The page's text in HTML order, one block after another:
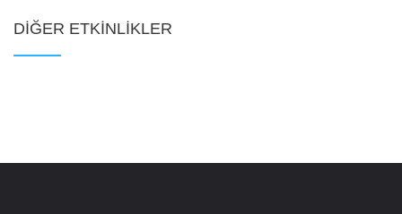
DIĞER ETKINLIKLER